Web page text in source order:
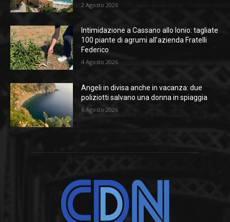
2 Agosto 2026
Intimidazione a Cassano allo Ionio: tagliate
100 piante di agrumi all’azienda Fratelli
Federico
4 Agosto 2026
Angeli in divisa anche in vacanza: due
poliziotti salvano una donna in spiaggia
6 Agosto 2026